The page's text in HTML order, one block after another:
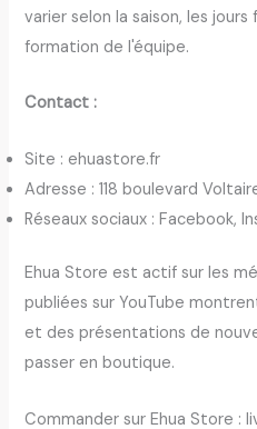
varier selon la saison, les
formation de l'équipe.
Contact :
Site : ehuastore.fr
Adresse : 118 boulevard
Réseaux sociaux : Facebook,
Ehua Store est actif sur les
publiées sur YouTube
et des présentations de
passer en boutique.
Commander sur Ehua Store :